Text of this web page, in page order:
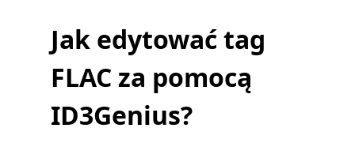
Jak edytować tag
FLAC za pomocą
ID3Genius?